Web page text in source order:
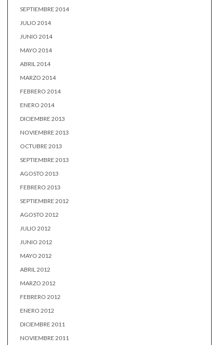
SEPTIEMBRE 2014
JULIO 2014
JUNIO 2014
MAYO 2014
ABRIL 2014
MARZO 2014
FEBRERO 2014
ENERO 2014
DICIEMBRE 2013
NOVIEMBRE 2013
OCTUBRE 2013
SEPTIEMBRE 2013
AGOSTO 2013
FEBRERO 2013
SEPTIEMBRE 2012
AGOSTO 2012
JULIO 2012
JUNIO 2012
MAYO 2012
ABRIL 2012
MARZO 2012
FEBRERO 2012
ENERO 2012
DICIEMBRE 2011
NOVIEMBRE 2011